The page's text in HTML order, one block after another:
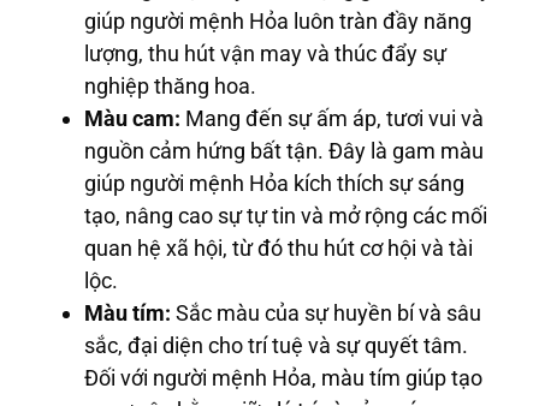
giúp người mệnh Hỏa luôn tràn đầy năng
lượng, thu hút vận may và thúc đẩy sự
nghiệp thăng hoa.
Màu cam: Mang đến sự ấm áp, tươi vui và
nguồn cảm hứng bất tận. Đây là gam màu
giúp người mệnh Hỏa kích thích sự sáng
tạo, nâng cao sự tự tin và mở rộng các mối
quan hệ xã hội, từ đó thu hút cơ hội và tài
lộc.
Màu tím: Sắc màu của sự huyền bí và sâu
sắc, đại diện cho trí tuệ và sự quyết tâm.
Đối với người mệnh Hỏa, màu tím giúp tạo